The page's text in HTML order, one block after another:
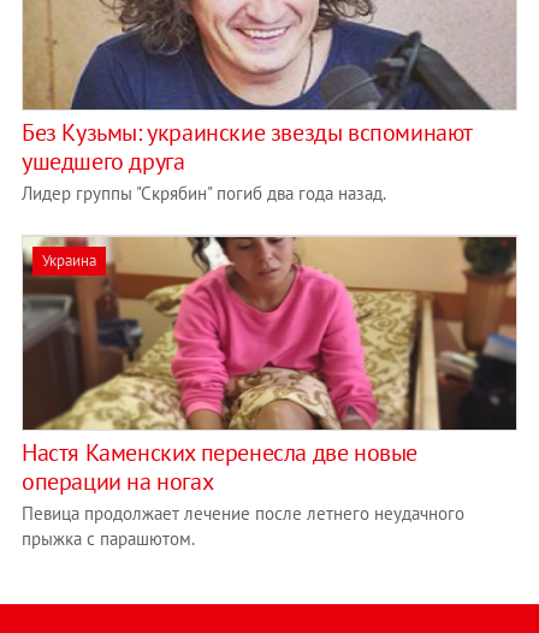
Без Кузьмы: украинские звезды вспоминают
ушедшего друга
Лидер группы "Скрябин" погиб два года назад.
Украина
Настя Каменских перенесла две новые
операции на ногах
Певица продолжает лечение после летнего неудачного
прыжка с парашютом.